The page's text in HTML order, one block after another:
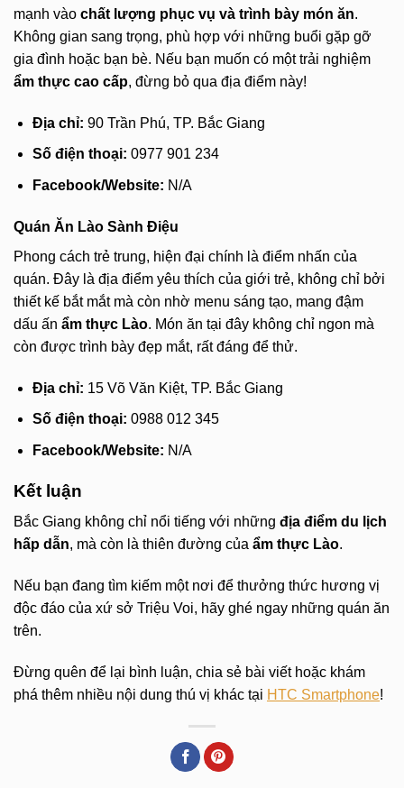
mạnh vào chất lượng phục vụ và trình bày món ăn.
Không gian sang trọng, phù hợp với những buổi gặp gỡ
gia đình hoặc bạn bè. Nếu bạn muốn có một trải nghiệm
ẩm thực cao cấp, đừng bỏ qua địa điểm này!
Địa chỉ: 90 Trần Phú, TP. Bắc Giang
Số điện thoại: 0977 901 234
Facebook/Website: N/A
Quán Ăn Lào Sành Điệu
Phong cách trẻ trung, hiện đại chính là điểm nhấn của
quán. Đây là địa điểm yêu thích của giới trẻ, không chỉ bởi
thiết kế bắt mắt mà còn nhờ menu sáng tạo, mang đậm
dấu ấn ẩm thực Lào. Món ăn tại đây không chỉ ngon mà
còn được trình bày đẹp mắt, rất đáng để thử.
Địa chỉ: 15 Võ Văn Kiệt, TP. Bắc Giang
Số điện thoại: 0988 012 345
Facebook/Website: N/A
Kết luận
Bắc Giang không chỉ nổi tiếng với những địa điểm du lịch
hấp dẫn, mà còn là thiên đường của ẩm thực Lào.
Nếu bạn đang tìm kiếm một nơi để thưởng thức hương vị
độc đáo của xứ sở Triệu Voi, hãy ghé ngay những quán ăn
trên.
Đừng quên để lại bình luận, chia sẻ bài viết hoặc khám
phá thêm nhiều nội dung thú vị khác tại HTC Smartphone!